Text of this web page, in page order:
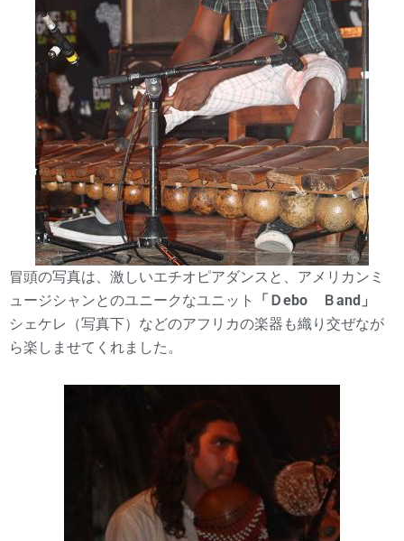
冒頭の写真は、激しいエチオピアダンスと、アメリカンミ
ュージシャンとのユニークなユニット
「Ｄebo Ｂand」
シェケレ（写真下）などのアフリカの楽器も織り交ぜなが
ら楽しませてくれました。